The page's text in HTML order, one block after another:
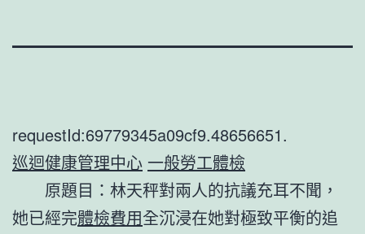
requestId:69779345a09cf9.48656651.
巡迴健康管理中心 一般勞工體檢
原題目：林天秤對兩人的抗議充耳不聞，
她已經完體檢費用全沉浸在她對極致平衡的追